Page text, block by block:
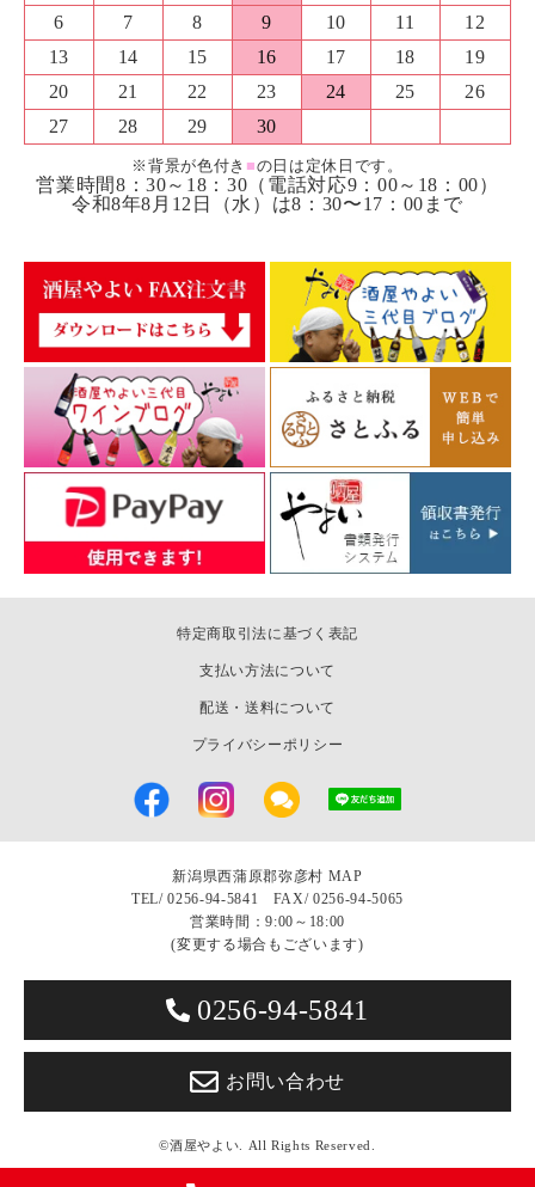
6
7 8 9 10 11
12
13
14 15 16 17 18
19
20
21 22 23 24 25
26
27
28 29 30
※背景が色付き ■の日は定休日です。
営業時間8：30～18：30（電話対応9：00～18：00）
令和8年8月12日（水）は8：30〜17：00まで
特定商取引法に基づく表記
支払い方法について
配送・送料について
プライバシーポリシー
新潟県西蒲原郡弥彦村 MAP
TEL/0256-94-5841 FAX/ 0256-94-5065
営業時間：9:00～18:00
(変更する場合もございます)
0256-94-5841
お問い合わせ
©酒屋やよい. All Rights Reserved.